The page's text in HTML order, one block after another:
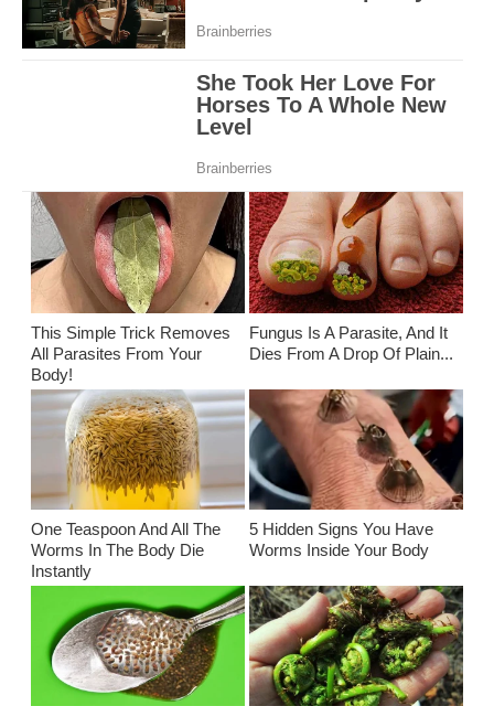
This Simple Trick Removes
All Parasites From Your
Body!
Fungus Is A Parasite, And It
Dies From A Drop Of Plain...
One Teaspoon And All The
Worms In The Body Die
Instantly
5 Hidden Signs You Have
Worms Inside Your Body